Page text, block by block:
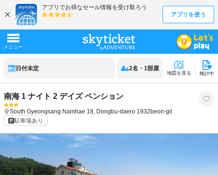
日付未定 2名 ・ 1部屋
地図を見る 検討中
南海 1 ナイト 2 デイズ ペンション
South Gyeongsang Namhae 18, Dongbu-daero 1932beon-gil
駐車場あり